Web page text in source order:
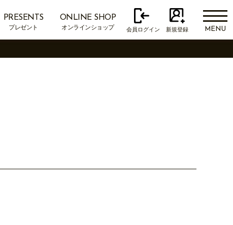
PRESENTS
プレゼント
ONLINE SHOP
オンラインショップ 会員ログイン 新規登録 MENU